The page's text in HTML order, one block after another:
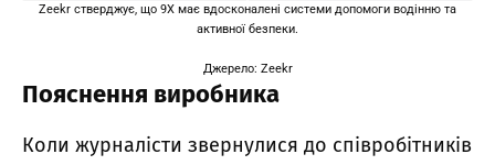
Zeekr стверджує, що 9X має вдосконалені системи допомоги водінню та
активної безпеки.
Джерело: Zeekr
Пояснення виробника
Коли журналісти звернулися до співробітників